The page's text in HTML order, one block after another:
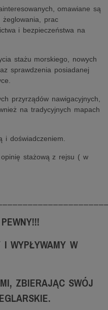
omawiane są
prac
i bezpieczeństwa na
stażu morskiego, nowych
sprawdzenia posiadanej
przyrządów nawigacyjnych,
na tradycyjnych mapach
i doświadczeniem.
stażową z rejsu ( w
WYPŁYWAMY W
ZBIERAJĄC SWÓJ